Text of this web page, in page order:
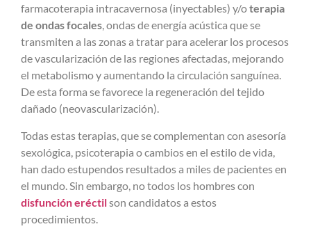
farmacoterapia intracavernosa (inyectables) y/oterapia
de ondas focales, ondas de energía acústica que se
transmiten a las zonas a tratar para acelerar los procesos
de vascularización de las regiones afectadas, mejorando
el metabolismo y aumentando la circulación sanguínea.
De esta forma se favorece la regeneración del tejido
dañado (neovascularización).
Todas estas terapias, que se complementan con asesoría
sexológica, psicoterapia o cambios en el estilo de vida,
han dado estupendos resultados a miles de pacientes en
el mundo. Sin embargo, no todos los hombres con
disfunción eréctilson candidatos a estos
procedimientos.